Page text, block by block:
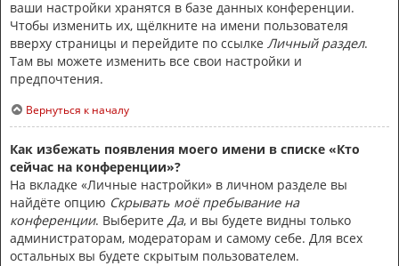
ваши настройки хранятся в базе данных конференции.
Чтобы изменить их, щёлкните на имени пользователя
вверху страницы и перейдите по ссылке Личный раздел.
Там вы можете изменить все свои настройки и
предпочтения.
Вернуться к началу
Как избежать появления моего имени в списке «Кто
сейчас на конференции»?
На вкладке «Личные настройки» в личном разделе вы
найдёте опцию Скрывать моё пребывание на
конференции. Выберите Да, и вы будете видны только
администраторам, модераторам и самому себе. Для всех
остальных вы будете скрытым пользователем.